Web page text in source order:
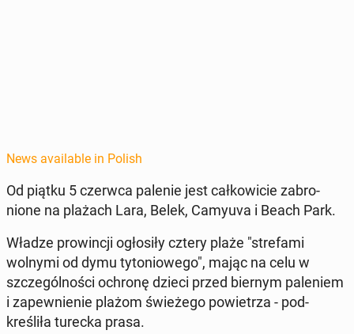
News available in Polish
Od piątku 5 czerwca palenie jest całkowicie zabro­
nione na plażach Lara, Belek, Camyuva i Beach Park.
Władze prow­incji ogłosiły cztery plaże "stre­fa­mi
wolnymi od dymu ty­to­niowego", mając na celu w
szczegól­noś­ci ochronę dzieci przed biernym pale­niem
i za­pewnie­nie plażom świeżego powi­etrza - pod­
kreśliła turecka prasa.